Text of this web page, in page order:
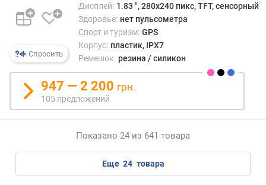
W
i
F
i
з
а
р
к
у
Спросить
Дисплей: 1.83 ", 280x240 пикс, TFT, сенсорный
Здоровье: нет пульсометра
Спорт и туризм: GPS
Корпус: пластик, IPX7
Ремешок: резина / силикон
947 — 2 200 грн.
105 предложений
Показано 24 из 641 товара
еще 24 товара